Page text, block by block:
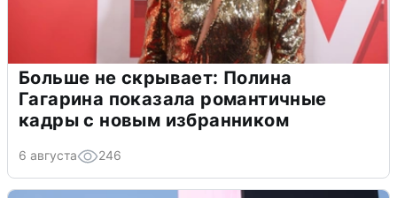
Больше не скрывает: Полина
Гагарина показала романтичные
кадры с новым избранником
6 августа 246